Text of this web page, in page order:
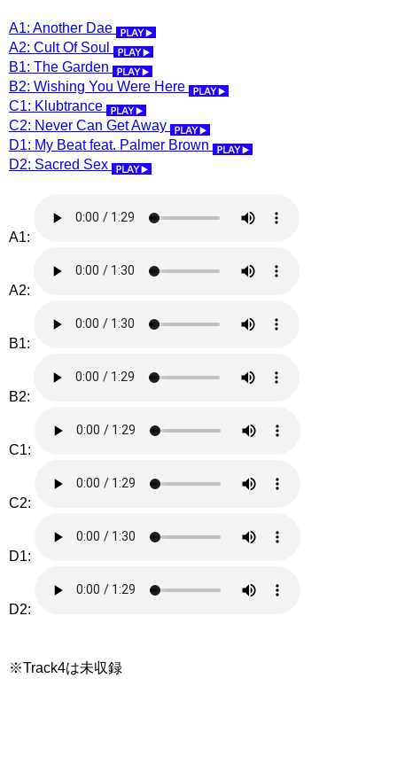
A1: Another Dae
A2: Cult Of Soul
B1: The Garden
B2: Wishing You Were Here
C1: Klubtrance
C2: Never Can Get Away
D1: My Beat feat. Palmer Brown
D2: Sacred Sex
A1:
A2:
B1:
B2:
C1:
C2:
D1:
D2:
※Track4は未収録